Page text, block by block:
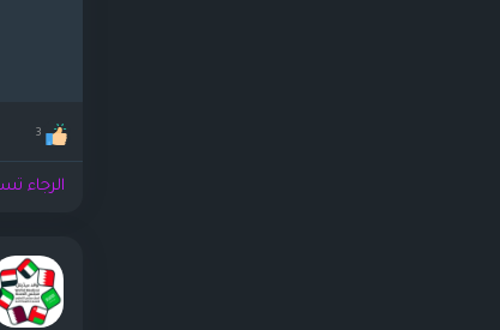
3
الرجاء